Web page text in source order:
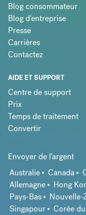
Blog consommateur
Blog d'entreprise
Presse
Carrières
Contactez
AIDE ET SUPPORT
Centre de support
Prix
Temps de traitement
Convertir
Envoyer de l'argent
Australie
Canada
Allemagne
Hong
Pays-Bas
Nouvelle-
Singapour
Corée